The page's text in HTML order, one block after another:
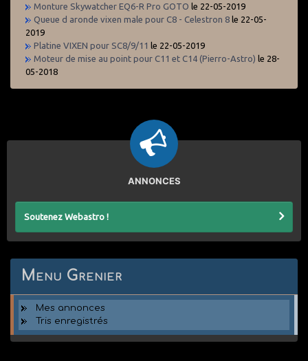
Monture Skywatcher EQ6-R Pro GOTO le 22-05-2019
Queue d aronde vixen male pour C8 - Celestron 8 le 22-05-
2019
Platine VIXEN pour SC8/9/11 le 22-05-2019
Moteur de mise au point pour C11 et C14 (Pierro-Astro) le 28-
05-2018
ANNONCES
Soutenez Webastro !
Menu Grenier
Mes annonces
Tris enregistrés